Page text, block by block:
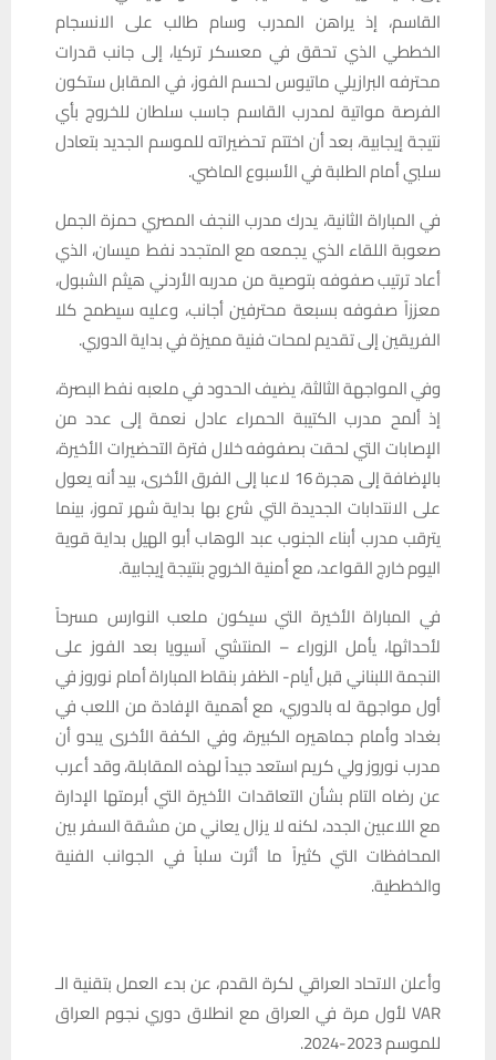
القاسم، إذ يراهن المدرب وسام طالب على الانسجام
الخططي الذي تحقق في معسكر تركيا، إلى جانب قدرات
محترفه البرازيلي ماتيوس لحسم الفوز، في المقابل ستكون
الفرصة مواتية لمدرب القاسم جاسب سلطان للخروج بأي
نتيجة إيجابية، بعد أن اختتم تحضيراته للموسم الجديد بتعادل
سلبي أمام الطلبة في الأسبوع الماضي.
في المباراة الثانية، يدرك مدرب النجف المصري حمزة الجمل
صعوبة اللقاء الذي يجمعه مع المتجدد نفط ميسان، الذي
أعاد ترتيب صفوفه بتوصية من مدربه الأردني هيثم الشبول،
معززاً صفوفه بسبعة محترفين أجانب، وعليه سيطمح كلا
الفريقين إلى تقديم لمحات فنية مميزة في بداية الدوري.
وفي المواجهة الثالثة، يضيف الحدود في ملعبه نفط البصرة،
إذ ألمح مدرب الكتيبة الحمراء عادل نعمة إلى عدد من
الإصابات التي لحقت بصفوفه خلال فترة التحضيرات الأخيرة،
بالإضافة إلى هجرة 16 لاعبا إلى الفرق الأخرى، بيد أنه يعول
على الانتدابات الجديدة التي شرع بها بداية شهر تموز، بينما
يترقب مدرب أبناء الجنوب عبد الوهاب أبو الهيل بداية قوية
اليوم خارج القواعد، مع أمنية الخروج بنتيجة إيجابية.
في المباراة الأخيرة التي سيكون ملعب النوارس مسرحاً
لأحداثها، يأمل الزوراء – المنتشي آسيويا بعد الفوز على
النجمة اللبناني قبل أيام- الظفر بنقاط المباراة أمام نوروز في
أول مواجهة له بالدوري، مع أهمية الإفادة من اللعب في
بغداد وأمام جماهيره الكبيرة، وفي الكفة الأخرى يبدو أن
مدرب نوروز ولي كريم استعد جيداً لهذه المقابلة، وقد أعرب
عن رضاه التام بشأن التعاقدات الأخيرة التي أبرمتها الإدارة
مع اللاعبين الجدد، لكنه لا يزال يعاني من مشقة السفر بين
المحافظات التي كثيراً ما أثرت سلباً في الجوانب الفنية
والخططية.
وأعلن الاتحاد العراقي لكرة القدم، عن بدء العمل بتقنية الـ
VAR لأول مرة في العراق مع انطلاق دوري نجوم العراق
للموسم 2023-2024.